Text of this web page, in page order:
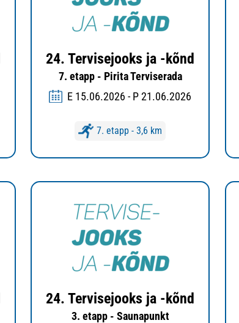
24. Tervisejooks ja -kõnd
7. etapp - Pirita Terviserada
E 15.06.2026 - P 21.06.2026
7. etapp - 3,6 km
24. Tervisejooks ja -kõnd
3. etapp - Saunapunkt